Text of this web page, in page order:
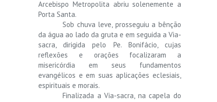
Arcebispo Metropolita abriu solenemente a
Porta Santa.
Sob chuva leve, prosseguiu a bênção
da água ao lado da gruta e em seguida a Via-
sacra, dirigida pelo Pe. Bonifácio, cujas
reflexões e orações focalizaram a
misericórdia em seus fundamentos
evangélicos e em suas aplicações eclesiais,
espirituais e morais.
Finalizada a Via-sacra, na capela do